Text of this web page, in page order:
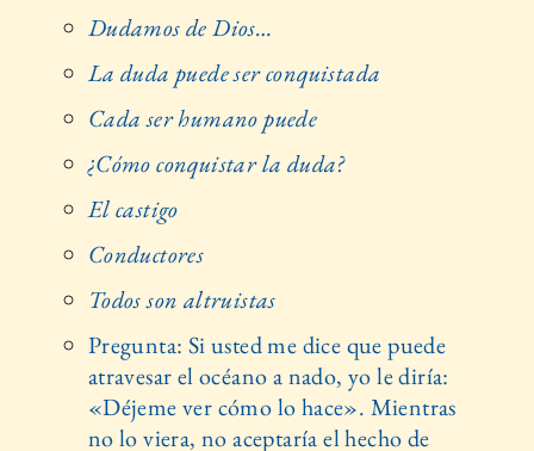
Dudamos de Dios…
La duda puede ser conquistada
Cada ser humano puede
¿Cómo conquistar la duda?
El castigo
Conductores
Todos son altruistas
Pregunta: Si usted me dice que puede
atravesar el océano a nado, yo le diría:
«Déjeme ver cómo lo hace». Mientras
no lo viera, no aceptaría el hecho de